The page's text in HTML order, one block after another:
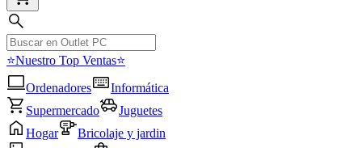
⭐Nuestro Top Ventas⭐
Ordenadores
Informática
Supermercado
Juguetes
Hogar
Bricolaje y jardin